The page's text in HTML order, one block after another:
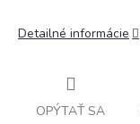
Detailné informácie
OPÝTAŤ SA